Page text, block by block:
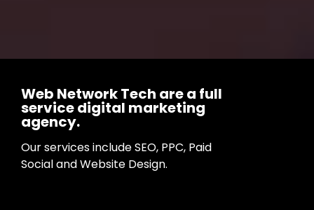
Web Network Tech are a full
service digital marketing
agency.
Our services include SEO, PPC, Paid
Social and Website Design.